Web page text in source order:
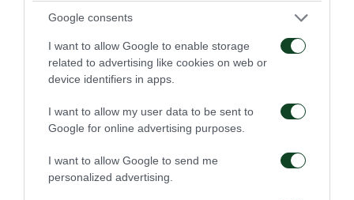
Google consents
I want to allow Google to enable storage
related to advertising like cookies on web or
device identifiers in apps.
I want to allow my user data to be sent to
Google for online advertising purposes.
I want to allow Google to send me
personalized advertising.
ποδοσφαιριστής και να μην διστάσω να πω το ναι,
αν με ειδοποιούσαν κάποια στιγμή από την Αθήνα!».
Διαθέτεις την ικανότητα να αγωνίζεσαι σε διάφορες
θέσεις… Που θα έλεγες, ωστόσο, πως μπορείς να
προσφέρεις τα μέγιστα στην ομάδα σου; Τι θεωρείς
πως κάνεις καλύτερα μέσα στον αγωνιστικό χώρο;
«Νιώθω καλύτερα αγωνιζόμενος στη μεσαία